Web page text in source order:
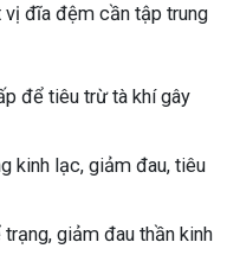
vị đĩa đệm cần tập trung
để tiêu trừ tà khí gây
kinh lạc, giảm đau, tiêu
giảm đau thần kinh